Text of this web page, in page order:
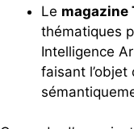
Le magazine
thématiques
Intelligence
faisant l’objet